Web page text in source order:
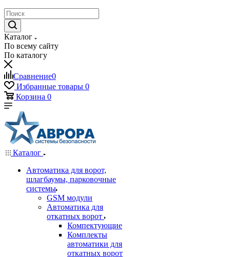
Каталог
По всему сайту
По каталогу
Сравнение0
Избранные товары 0
Корзина 0
Каталог
Автоматика для ворот,
шлагбаумы, парковочные
системы
GSM модули
Автоматика для
откатных ворот
Компектующие
Комплекты
автоматики для
откатных ворот